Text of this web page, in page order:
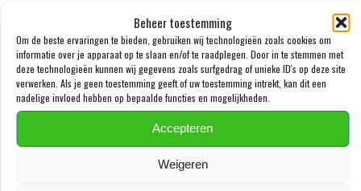
Beheer toestemming
Om de beste ervaringen te bieden, gebruiken wij technologieën zoals cookies om
informatie over je apparaat op te slaan en/of te raadplegen. Door in te stemmen met
deze technologieën kunnen wij gegevens zoals surfgedrag of unieke ID's op deze site
verwerken. Als je geen toestemming geeft of uw toestemming intrekt, kan dit een
nadelige invloed hebben op bepaalde functies en mogelijkheden.
Accepteren
Weigeren
VOLG ONS OP FACEBOOK